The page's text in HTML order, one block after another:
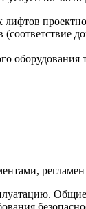
лифтов
Общие